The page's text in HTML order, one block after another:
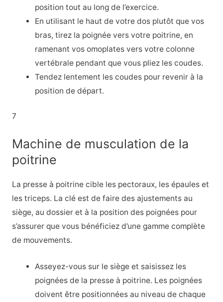
position tout au long de l’exercice.
En utilisant le haut de votre dos plutôt que vos
bras, tirez la poignée vers votre poitrine, en
ramenant vos omoplates vers votre colonne
vertébrale pendant que vous pliez les coudes.
Tendez lentement les coudes pour revenir à la
position de départ.
7
Machine de musculation de la
poitrine
La presse à poitrine cible les pectoraux, les épaules et
les triceps. La clé est de faire des ajustements au
siège, au dossier et à la position des poignées pour
s’assurer que vous bénéficiez d’une gamme complète
de mouvements.
Asseyez-vous sur le siège et saisissez les
poignées de la presse à poitrine. Les poignées
doivent être positionnées au niveau de chaque